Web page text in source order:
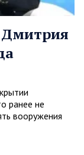
Дмитрия
ранее не
вооружения